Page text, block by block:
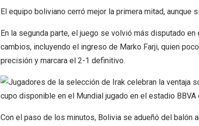
El equipo boliviano cerró mejor la primera mitad, aunque
En la segunda parte, el juego se volvió más disputado
cambios, incluyendo el ingreso de Marko Farji, quien
precisión y marcara el 2-1 definitivo.
Con el paso de los minutos, Bolivia se adueñó del balón